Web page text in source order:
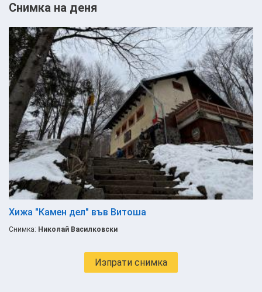
Снимка на деня
Хижа "Камен дел" във Витоша
Снимка: Николай Василковски
Изпрати снимка